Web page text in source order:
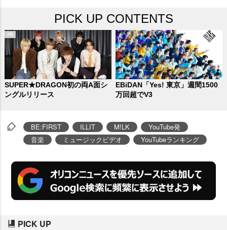
PICK UP CONTENTS
SUPER★DRAGON初の両A面シ
ングルリリース
EBiDAN「Yes! 東京」週間1500
万回超でV3
BE:FIRST ILLIT M!LK
YouTube発
音楽
ミュージックビデオ YouTubeランキング
PICK UP